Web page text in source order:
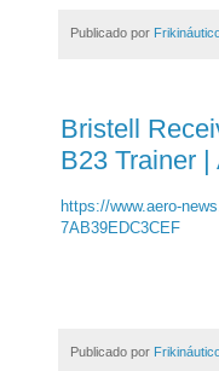
Publicado por
Bristell
B23 Trainer
https://www.aero-
7AB39EDC3CEF
Publicado por